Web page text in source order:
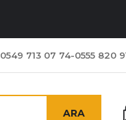
0549 713 07 74-0555 820
ARA